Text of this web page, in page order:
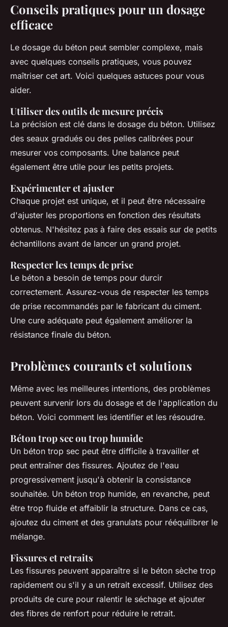
Conseils pratiques pour un dosage
efficace
Le dosage du béton peut sembler complexe, mais
avec quelques conseils pratiques, vous pouvez
maîtriser cet art. Voici quelques astuces pour vous
aider.
Utiliser des outils de mesure précis
La précision est clé dans le dosage du béton. Utilisez
des seaux gradués ou des pelles calibrées pour
mesurer vos composants. Une balance peut
également être utile pour les petits projets.
Expérimenter et ajuster
Chaque projet est unique, et il peut être nécessaire
d'ajuster les proportions en fonction des résultats
obtenus. N'hésitez pas à faire des essais sur de petits
échantillons avant de lancer un grand projet.
Respecter les temps de prise
Le béton a besoin de temps pour durcir
correctement. Assurez-vous de respecter les temps
de prise recommandés par le fabricant du ciment.
Une cure adéquate peut également améliorer la
résistance finale du béton.
Problèmes courants et solutions
Même avec les meilleures intentions, des problèmes
peuvent survenir lors du dosage et de l'application du
béton. Voici comment les identifier et les résoudre.
Béton trop sec ou trop humide
Un béton trop sec peut être difficile à travailler et
peut entraîner des fissures. Ajoutez de l'eau
progressivement jusqu'à obtenir la consistance
souhaitée. Un béton trop humide, en revanche, peut
être trop fluide et affaiblir la structure. Dans ce cas,
ajoutez du ciment et des granulats pour rééquilibrer le
mélange.
Fissures et retraits
Les fissures peuvent apparaître si le béton sèche trop
rapidement ou s'il y a un retrait excessif. Utilisez des
produits de cure pour ralentir le séchage et ajouter
des fibres de renfort pour réduire le retrait.